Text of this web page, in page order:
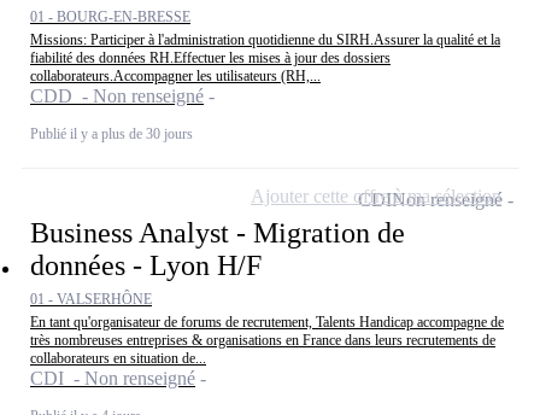
01 - BOURG-EN-BRESSE
Missions: Participer à l'administration quotidienne du SIRH.Assurer la qualité et la
fiabilité des données RH.Effectuer les mises à jour des dossiers
collaborateurs.Accompagner les utilisateurs (RH,...
CDD - Non renseigné
Publié il y a plus de 30 jours
Business Analyst - Migration de
données - Lyon H/F
01 - VALSERHÔNE
En tant qu'organisateur de forums de recrutement, Talents Handicap accompagne de
très nombreuses entreprises & organisations en France dans leurs recrutements de
collaborateurs en situation de...
CDI - Non renseigné
CDINon renseigné
Ajouter cette offre à ma sélection